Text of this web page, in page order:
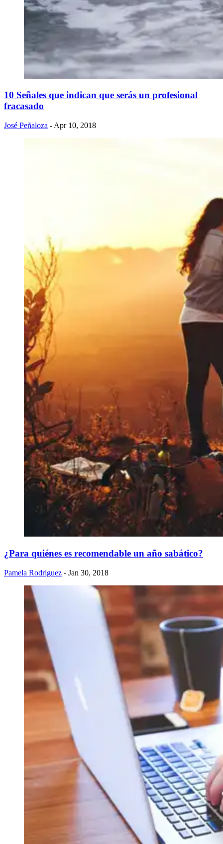
10 Señales que indican que serás un profesional
fracasado
José Peñaloza - Apr 10, 2018
¿Para quiénes es recomendable un año sabático?
Pamela Rodriguez - Jan 30, 2018